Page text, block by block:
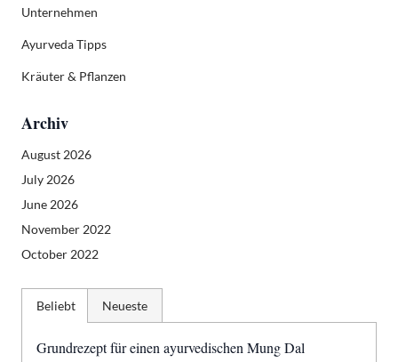
Unternehmen
Ayurveda Tipps
Kräuter & Pflanzen
Archiv
August 2026
July 2026
June 2026
November 2022
October 2022
Beliebt
Grundrezept für einen ayurvedischen Mung Dal
Neueste